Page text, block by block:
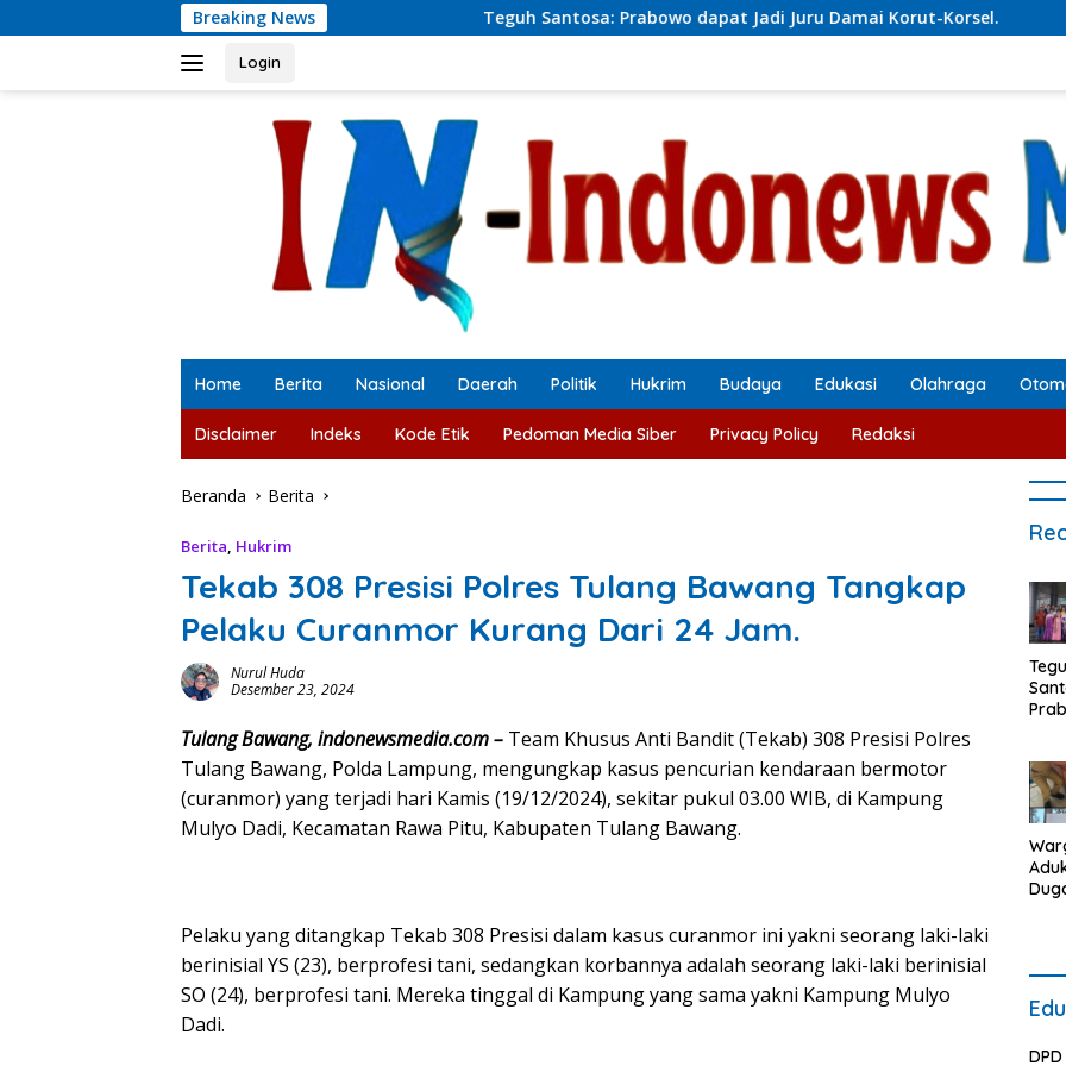
ke
Breaking NewsTeguh Santosa: Prabowo dapat Jadi Juru Damai Korut-Korsel. Satresnarkoba
Login
Home Berita Nasional Daerah Politik Hukrim Budaya Edukasi Olahraga
Disclaimer Indeks Kode Etik Pedoman Media Siber Privacy Policy Redaksi
Beranda Berita
Berita, Hukrim
Tekab 308 Presisi Polres Tulang Bawang Tangkap
Pelaku Curanmor Kurang Dari 24 Jam.
Nurul Huda
Desember 23, 2024
Tulang Bawang, indonewsmedia.com – Team Khusus Anti Bandit (Tekab) 308 Presisi Polres
Tulang Bawang, Polda Lampung, mengungkap kasus pencurian kendaraan bermotor
(curanmor) yang terjadi hari Kamis (19/12/2024), sekitar pukul 03.00 WIB, di Kampung
Mulyo Dadi, Kecamatan Rawa Pitu, Kabupaten Tulang Bawang.
Pelaku yang ditangkap Tekab 308 Presisi dalam kasus curanmor ini yakni seorang laki-laki
berinisial YS (23), berprofesi tani, sedangkan korbannya adalah seorang laki-laki berinisial
SO (24), berprofesi tani. Mereka tinggal di Kampung yang sama yakni Kampung Mulyo
Dadi.
Air